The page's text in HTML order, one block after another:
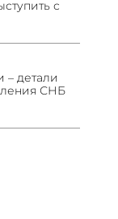
с
– детали
СНБ